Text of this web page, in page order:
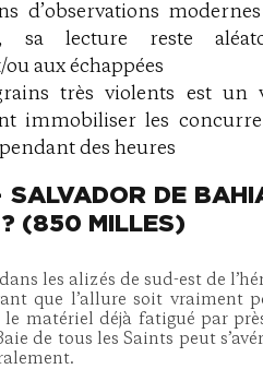
d’observations
sa lecture reste
aux échappées
très violents est un
immobiliser les
des heures
SALVADOR DE
(850 MILLES)
les alizés de sud-est de
que l’allure soit vraiment
le matériel déjà fatigué par
de tous les Saints peut